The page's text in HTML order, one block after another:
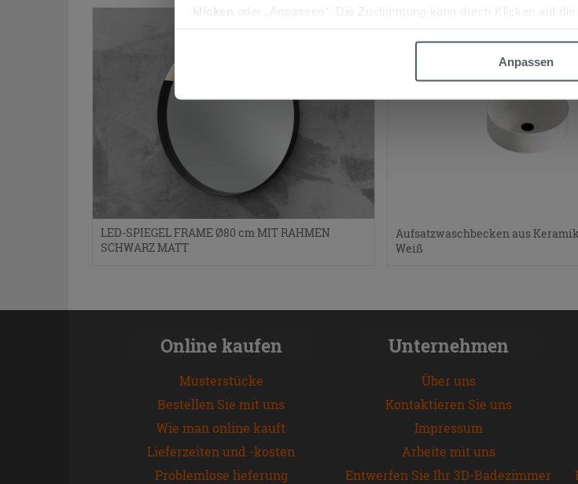
klicken
oder „Anpassen“. Die Zustimmung kann durch Klicken auf
Anpassen
LED-SPIEGEL FRAME Ø80 cm MIT RAHMEN
SCHWARZ MATT
Aufsatzwaschbecken aus
Weiß
Online kaufen
Musterstücke
Bestellen Sie mit uns
Wie man online kauft
Lieferzeiten und -kosten
Problemlose lieferung
Unternehmen
Über uns
Kontaktieren Sie uns
Impressum
Arbeite mit uns
Entwerfen Sie Ihr 3D-Badezimmer